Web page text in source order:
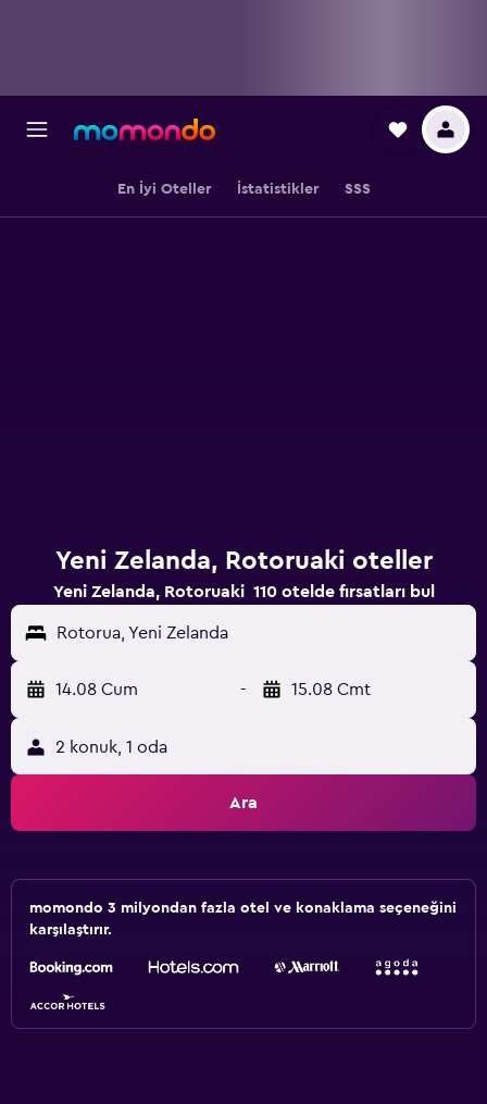
En İyi Oteller İstatistikler SSS
Yeni Zelanda, Rotoruaki oteller
Yeni Zelanda, Rotoruaki 110 otelde fırsatları bul
Rotorua, Yeni Zelanda
14.08 Cum - 15.08 Cmt
2 konuk, 1 oda
Ara
momondo 3 milyondan fazla otel ve konaklama seçeneğini
karşılaştırır.